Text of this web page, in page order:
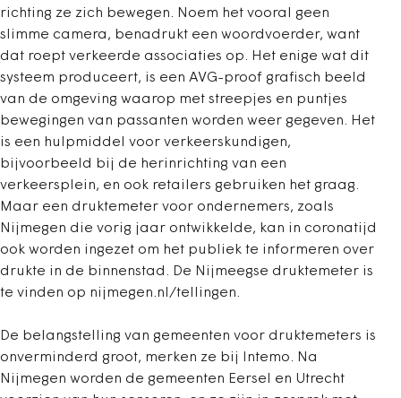
richting ze zich bewegen. Noem het vooral geen
slimme camera, benadrukt een woordvoerder, want
dat roept verkeerde associaties op. Het enige wat dit
systeem produceert, is een AVG-proof grafisch beeld
van de omgeving waarop met streepjes en puntjes
bewegingen van passanten worden weer gegeven. Het
is een hulpmiddel voor verkeerskundigen,
bijvoorbeeld bij de herinrichting van een
verkeersplein, en ook retailers gebruiken het graag.
Maar een druktemeter voor ondernemers, zoals
Nijmegen die vorig jaar ontwikkelde, kan in coronatijd
ook worden ingezet om het publiek te informeren over
drukte in de binnenstad. De Nijmeegse druktemeter is
te vinden op nijmegen.nl/tellingen.
De belangstelling van gemeenten voor druktemeters is
onverminderd groot, merken ze bij Intemo. Na
Nijmegen worden de gemeenten Eersel en Utrecht